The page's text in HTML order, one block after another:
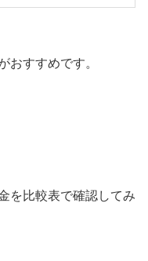
おすすめです。
を比較表で確認してみ